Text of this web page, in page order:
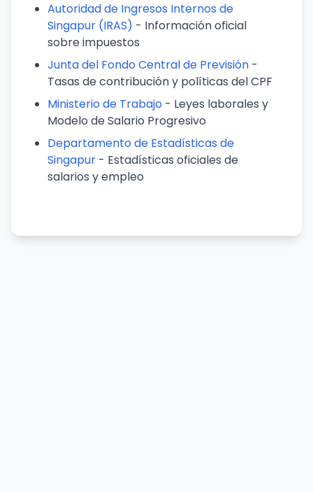
Autoridad de Ingresos Internos de
Singapur (IRAS) - Información oficial
sobre impuestos
Junta del Fondo Central de Previsión -
Tasas de contribución y políticas del CPF
Ministerio de Trabajo - Leyes laborales y
Modelo de Salario Progresivo
Departamento de Estadísticas de
Singapur - Estadísticas oficiales de
salarios y empleo